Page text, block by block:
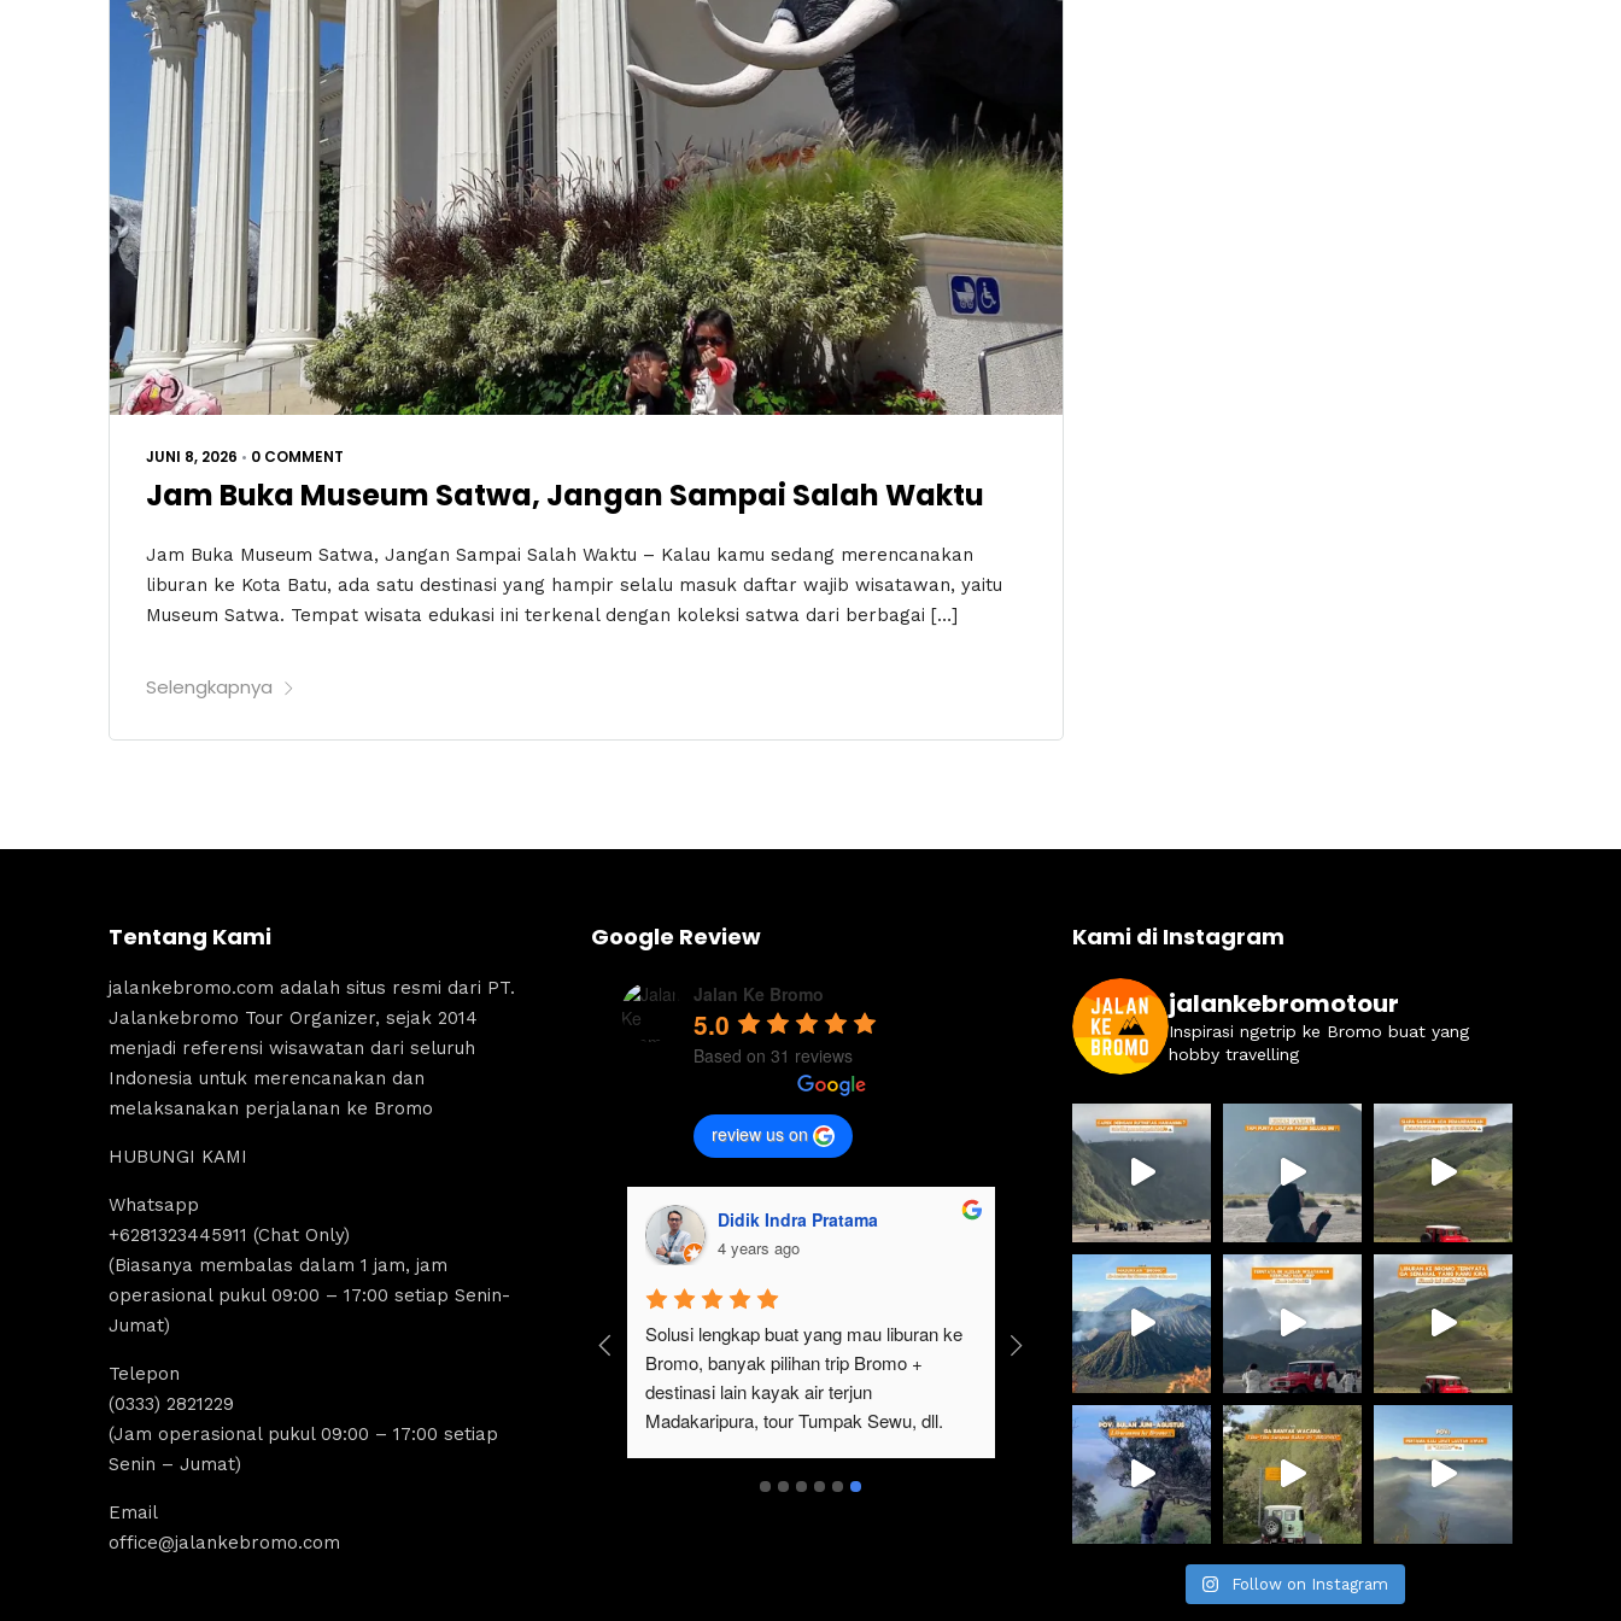
JUNI 8, 2026 • 0 COMMENT
Jam Buka Museum Satwa, Jangan Sampai Salah Waktu
Jam Buka Museum Satwa, Jangan Sampai Salah Waktu – Kalau kamu sedang merencanakan
liburan ke Kota Batu, ada satu destinasi yang hampir selalu masuk daftar wajib wisatawan, yaitu
Museum Satwa. Tempat wisata edukasi ini terkenal dengan koleksi satwa dari berbagai […]
Selengkapnya
Tentang Kami
jalankebromo.com adalah situs resmi dari PT.
Jalankebromo Tour Organizer, sejak 2014
menjadi referensi wisawatan dari seluruh
Indonesia untuk merencanakan dan
melaksanakan perjalanan ke Bromo
HUBUNGI KAMI
Whatsapp
+6281323445911 (Chat Only)
(Biasanya membalas dalam 1 jam, jam
operasional pukul 09:00 – 17:00 setiap Senin-
Jumat)
Telepon
(0333) 2821229
(Jam operasional pukul 09:00 – 17:00 setiap
Senin – Jumat)
Email
office@jalankebromo.com
Google Review
Jalan Ke Bromo
5.0
Based on 31 reviews
review us on
menyediakan sewa
Jeep malang.
aktivitas tour
dan trip bromo.
destinasi Air terjun
amazing banget
4 years ago
bromo, kita bisa melakukan tour bromo
Sunrise dan Sunset.Pokoknya sangat
Didik Indra Pratama
4 years ago
Solusi lengkap buat yang mau liburan ke
Bromo, banyak pilihan trip Bromo +
destinasi lain kayak air terjun
Madakaripura, tour Tumpak Sewu, dll.
Kami di Instagram
jalankebromotour
Inspirasi ngetrip ke Bromo buat yang
hobby travelling
Follow on Instagram